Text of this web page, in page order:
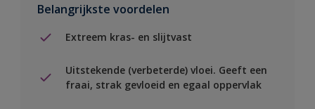
Belangrijkste voordelen
Extreem kras- en slijtvast
Uitstekende (verbeterde) vloei. Geeft een
fraai, strak gevloeid en egaal oppervlak